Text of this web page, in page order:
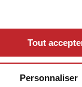
Tout
Personnaliser